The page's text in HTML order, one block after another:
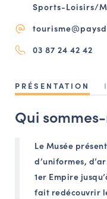
Espace
NAVIGATION
Comité d'Histoire
Service Inventaire et
VOUS ÊTES…
Sports-Loisirs/
03 87 24 42 42
PRÉSENTATION
Qui
Le Musée
d’uniformes,
1er Empire
fait redécouvrir